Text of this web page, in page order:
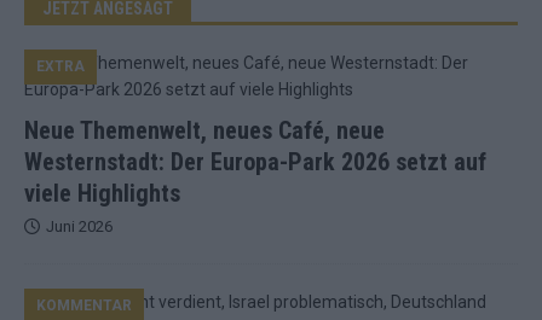
JETZT ANGESAGT
Neue Themenwelt, neues Café, neue
Westernstadt: Der Europa-Park 2026 setzt auf
viele Highlights
EXTRA
Juni 2026
KOMMENTAR